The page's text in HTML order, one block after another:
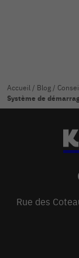
Accueil / Blog /
Système de
Rue des